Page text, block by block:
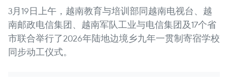
3月19日上午，越南教育与培训部同越南电视台、越
南邮政电信集团、越南军队工业与电信集团及17个省
市联合举行了2026年陆地边境乡九年一贯制寄宿学校
同步动工仪式。